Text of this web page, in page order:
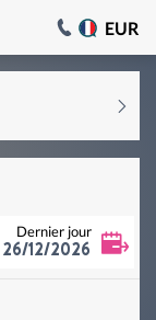
EUR
26/12/2026
Dernier jour